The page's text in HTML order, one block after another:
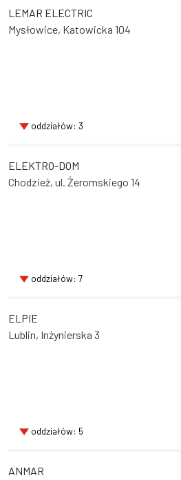
LEMAR ELECTRIC
Mysłowice, Katowicka 104
oddziałów: 3
ELEKTRO-DOM
Chodzież, ul. Żeromskiego 14
oddziałów: 7
ELPIE
Lublin, Inżynierska 3
oddziałów: 5
ANMAR